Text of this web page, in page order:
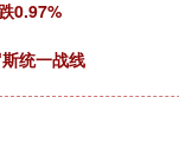
0.97%
统一战线